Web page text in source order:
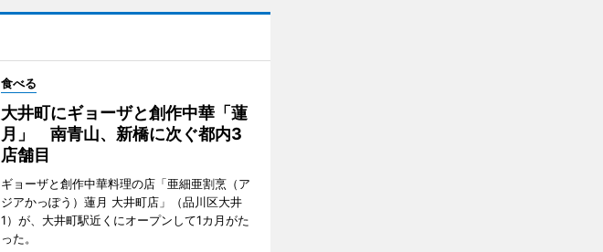
食べる
大井町にギョーザと創作中華「蓮
月」 南青山、新橋に次ぐ都内3
店舗目
ギョーザと創作中華料理の店「亜細亜割烹（ア
ジアかっぽう）蓮月 大井町店」（品川区大井
1）が、大井町駅近くにオープンして1カ月がた
った。